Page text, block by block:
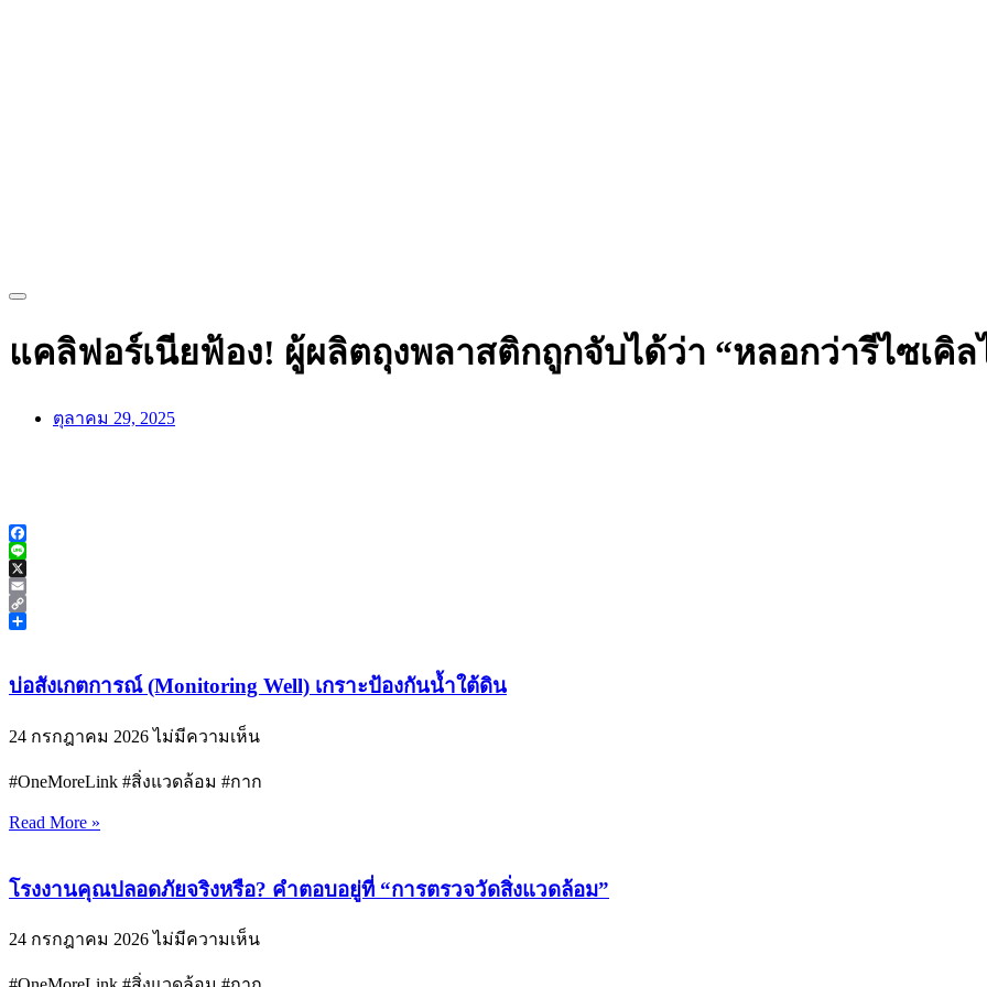
แคลิฟอร์เนียฟ้อง! ผู้ผลิตถุงพลาสติกถูกจับได้ว่า “หลอกว่ารีไซเคิล
ตุลาคม 29, 2025
Facebook
Line
X
Email
Copy
บ่อสังเกตการณ์ (Monitoring Well) เกราะป้องกันน้ำใต้ดิน
24 กรกฎาคม 2026ไม่มีความเห็น
#OneMoreLink #สิ่งแวดล้อม #กาก
Read More »
โรงงานคุณปลอดภัยจริงหรือ? คำตอบอยู่ที่ “การตรวจวัดสิ่งแวดล้อม”
24 กรกฎาคม 2026ไม่มีความเห็น